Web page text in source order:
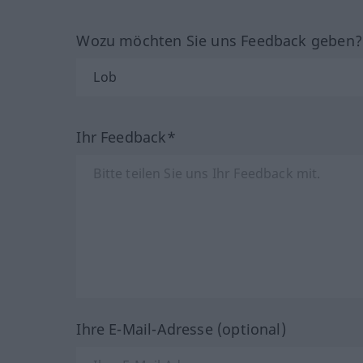
Wozu möchten Sie uns Feedback
Ihr Feedback*
Ihre E-Mail-Adresse (optional)